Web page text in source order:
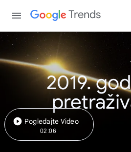
Trends
2019.
Pogledajte Video
02:06